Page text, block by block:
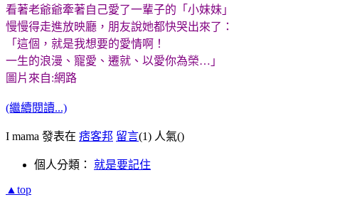
看著老爺爺牽著自己愛了一輩子的「小妹妹」
慢慢得走進放映廳，朋友說她都快哭出來了：
「這個，就是我想要的愛情啊！
一生的浪漫、寵愛、遷就、以愛你為榮…」
圖片來自:網路
(繼續閱讀...)
I mama 發表在 痞客邦 留言(1) 人氣()
個人分類： 就是要記住
▲top